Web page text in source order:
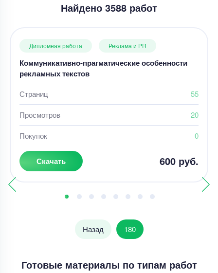
Найдено 3588 работ
Дипломная работа Реклама и PR
Коммуникативно-прагматические особенности
рекламных текстов
Страниц 55
Просмотров 20
Покупок 0
Скачать 600 руб.
Назад 180
Готовые материалы по типам работ